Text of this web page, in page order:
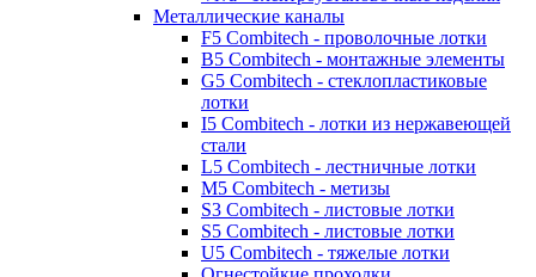
Металлические каналы
F5 Combitech - проволочные лотки
B5 Combitech - монтажные элементы
G5 Combitech - стеклопластиковые
лотки
I5 Combitech - лотки из нержавеющей
стали
L5 Combitech - лестничные лотки
M5 Combitech - метизы
S3 Combitech - листовые лотки
S5 Combitech - листовые лотки
U5 Combitech - тяжелые лотки